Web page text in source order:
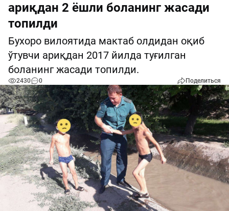
ариқдан 2 ёшли боланинг жасади
топилди
Бухоро вилоятида мактаб олдидан оқиб
ўтувчи ариқдан 2017 йилда туғилган
боланинг жасади топилди.
2430 0 Поделиться